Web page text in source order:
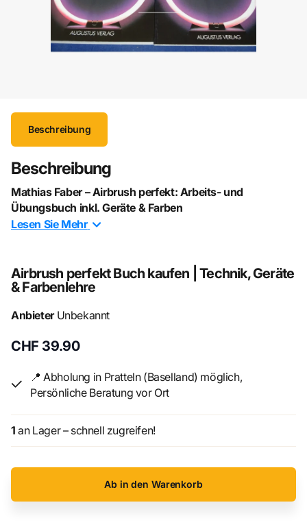
Beschreibung
Beschreibung
Mathias Faber – Airbrush perfekt: Arbeits- und
Übungsbuch inkl. Geräte & Farben
gezielt erweitern wollen. Dieses praxisorientierte Arbeits-
und Übungsbuch vermittelt fundiertes Wissen rund um
und Gerätekunde bis hin zu Wartungs- und Reparaturtipps
verständlichen Einstieg. Ergänzt wird das Ganze durch
eine anschauliche Einführung in die Farbenlehre sowie
Ideal für Einsteiger und Fortgeschrittene, die ihre
erzielen möchten.
Lesen Sie Mehr
Airbrush perfekt Buch kaufen | Technik, Geräte
& Farbenlehre
AnbieterUnbekannt
CHF 39.90
📍 Abholung in Pratteln (Baselland) möglich,
Persönliche Beratung vor Ort
1 an Lager – schnell zugreifen!
Ab in den Warenkorb